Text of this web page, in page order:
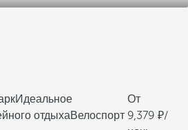
Идеальное
отдыхаВелоспорт
От
9,379
/